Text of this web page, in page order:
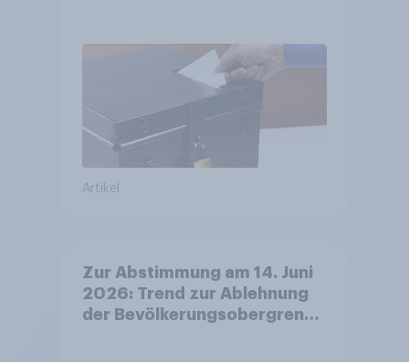
Artikel
Zur Abstimmung am 14. Juni
2026: Trend zur Ablehnung
der Bevölkerungsobergrenze